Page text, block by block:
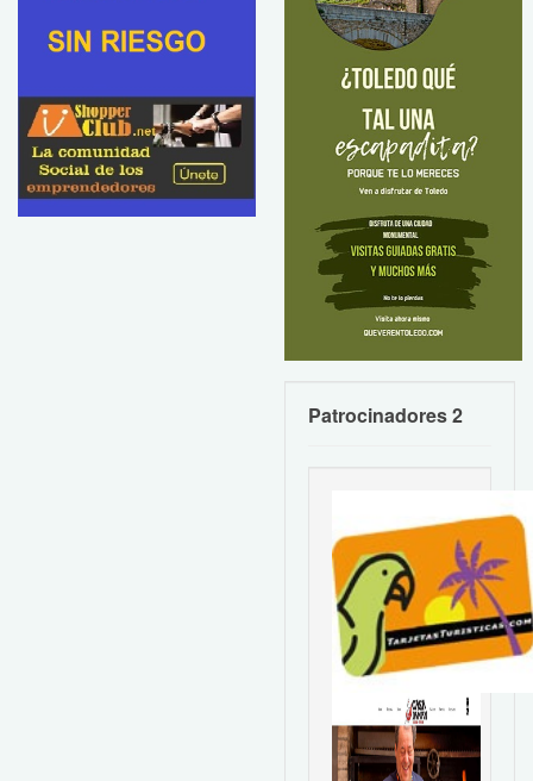
Patrocinadores 2